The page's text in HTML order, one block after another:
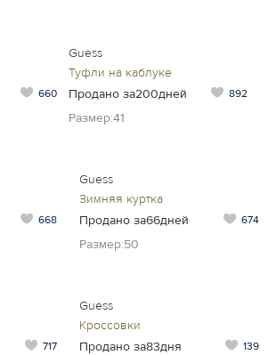
660
Guess
Туфли на каблуке
Продано за200дней
892
Размер:41
668
Guess
Зимняя куртка
Продано за66дней
674
Размер:50
717
Guess
Кроссовки
Продано за83дня
139